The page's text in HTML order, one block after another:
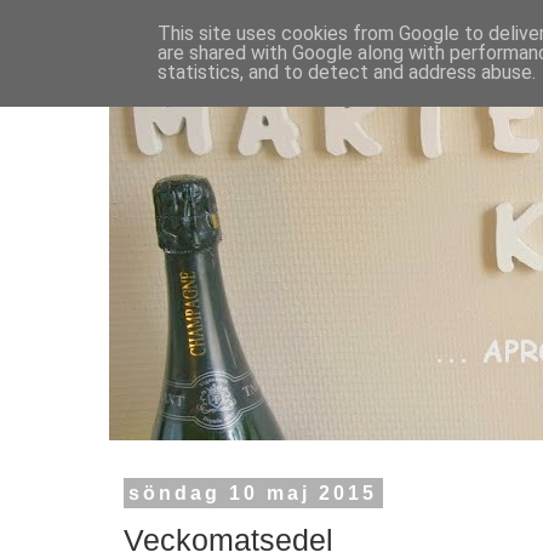
söndag 10 maj 2015
Veckomatsedel
This site uses cookies from Google to
are shared with Google along with
statistics, and to detect and address abuse.